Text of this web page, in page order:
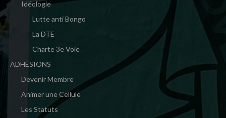
Idéologie
Lutte anti Bongo
La DTE
Charte 3e Voie
ADHÉSIONS
Devenir Membre
Animer une Cellule
Les Statuts